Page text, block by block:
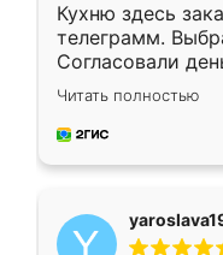
Кухню здесь
телеграмм.
Согласовали
недели кухня
довольны
мебель за
Читать полностью